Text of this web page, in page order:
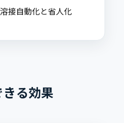
接自動化と省人化
る効果